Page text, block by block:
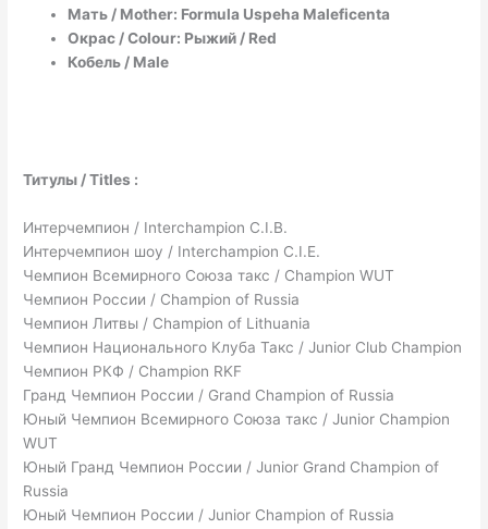
Мать / Mother: Formula Uspeha Maleficenta
Окрас / Colour: Рыжий / Red
Кобель / Male
Титулы / Titles :
Интерчемпион / Interchampion C.I.B.
Интерчемпион шоу / Interchampion C.I.E.
Чемпион Всемирного Союза такс / Champion WUT
Чемпион России / Champion of Russia
Чемпион Литвы / Champion of Lithuania
Чемпион Национального Клуба Такс / Junior Club Champion
Чемпион РКФ / Champion RKF
Гранд Чемпион России / Grand Champion of Russia
Юный Чемпион Всемирного Союза такс / Junior Champion
WUT
Юный Гранд Чемпион России / Junior Grand Champion of
Russia
Юный Чемпион России / Junior Champion of Russia